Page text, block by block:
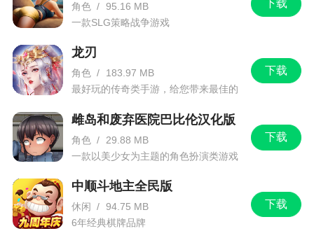
下载
角色 / 95.16 MB
一款SLG策略战争游戏
下载
龙刃
角色 /
183.97 MB
最好玩的传奇类手游，给您带来最佳的
下载
雌岛和废弃医院巴比伦汉化版
角色 /
29.88 MB
一款以美少女为主题的角色扮演类游戏
下载
中顺斗地主全民版
休闲 / 94.75 MB
6年经典棋牌品牌